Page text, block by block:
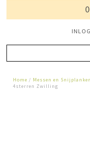
Home / Messen en Snijplanken
4sterren Zwilling